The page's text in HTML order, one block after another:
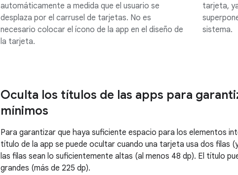
automáticamente a medida que el usuario se
desplaza por el carrusel de tarjetas. No es
necesario colocar el ícono de la app en el diseño de
la tarjeta.
tarjeta,
sistema.
Oculta los títulos de las apps para
mínimos
Para garantizar que haya suficiente espacio para los elementos
título de la app se puede ocultar cuando una tarjeta usa dos filas
las filas sean lo suficientemente altas (al menos 48 dp). El título
grandes (más de 225 dp).